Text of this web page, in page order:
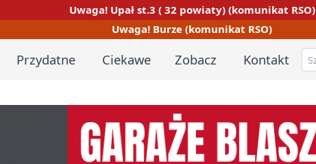
Uwaga! Upał st.3 ( 32 powiaty) (komunikat RSO)
Uwaga! Burze (komunikat RSO)
Przydatne Ciekawe Zobacz Kontakt